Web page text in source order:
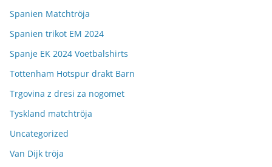
Spanien Matchtröja
Spanien trikot EM 2024
Spanje EK 2024 Voetbalshirts
Tottenham Hotspur drakt Barn
Trgovina z dresi za nogomet
Tyskland matchtröja
Uncategorized
Van Dijk tröja